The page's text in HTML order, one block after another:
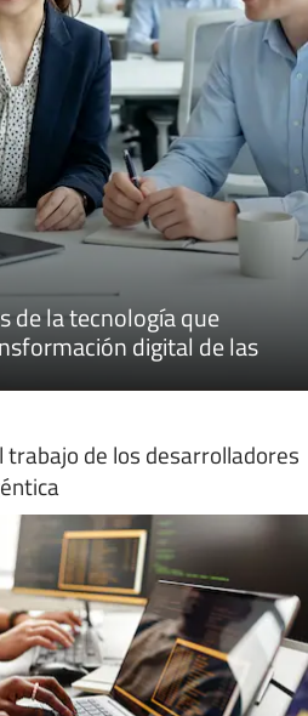
de la tecnología que
digital de las
trabajo de los desarrolladores